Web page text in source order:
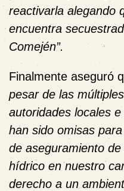
reactivarla alegando
encuentra
Comején”.
Finalmente aseguró
pesar de las
autoridades locales
han sido omisas
de aseguramiento
hídrico en nuestro
derecho a un